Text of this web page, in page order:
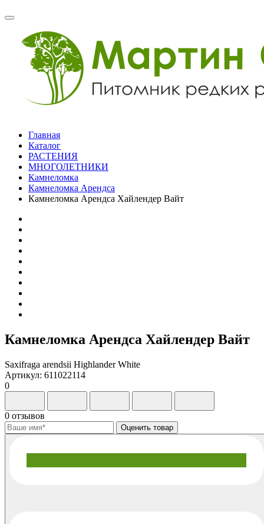
Главная
Каталог
РАСТЕНИЯ
МНОГОЛЕТНИКИ
Камнеломка
Камнеломка Арендса
Камнеломка Арендса Хайлендер Вайт
Камнеломка Арендса Хайлендер Вайт
Saxifraga arendsii Highlander White
Артикул: 611022114
0
0 отзывов